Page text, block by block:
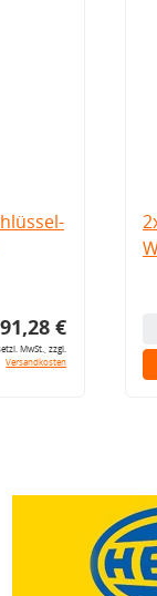
91,28 €
MwSt., zzgl.
Versandkosten